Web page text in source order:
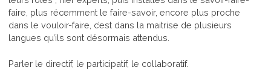
faire, plus récemment le faire-savoir, encore plus proche
dans le vouloir-faire, c’est dans la maitrise de plusieurs
langues qu’ils sont désormais attendus.
Parler le directif, le participatif, le collaboratif.